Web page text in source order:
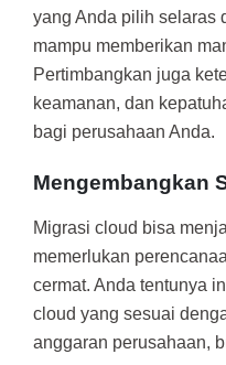
yang Anda pilih selaras
mampu memberikan
Pertimbangkan juga
keamanan, dan
bagi perusahaan Anda.
Mengembangkan
Migrasi cloud bisa
memerlukan
cermat. Anda tentunya
cloud yang sesuai
anggaran perusahaan,